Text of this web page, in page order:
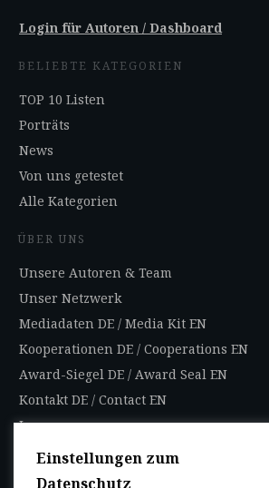
Login für Autoren / Dashboard
BELIEBTE KATEGORIEN
TOP 10 Listen
Porträts
News
Von uns getestet
Alle Kategorien
ÜBER UNS
Unsere Autoren & Team
Unser Netzwerk
Mediadaten DE / Media Kit EN
Kooperationen DE / Cooperations EN
Award-Siegel DE / Award Seal EN
Kontakt DE / Contact EN
Impressum
Datenschutzbestimmungen
Nutzungsbedingungen
Einstellungen zum
Datenschutz